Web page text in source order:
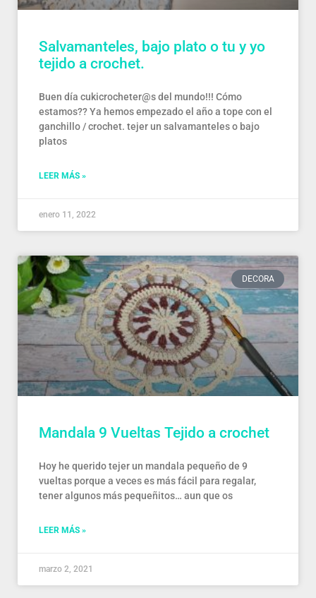
Salvamanteles, bajo plato o tu y yo
tejido a crochet.
Buen día cukicrocheter@s del mundo!!! Cómo
estamos?? Ya hemos empezado el año a tope con el
ganchillo / crochet. tejer un salvamanteles o bajo
platos
LEER MÁS »
enero 11, 2022
DECORA
Mandala 9 Vueltas Tejido a crochet
Hoy he querido tejer un mandala pequeño de 9
vueltas porque a veces es más fácil para regalar,
tener algunos más pequeñitos… aun que os
LEER MÁS »
marzo 2, 2021